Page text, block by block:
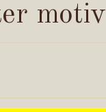
motiv